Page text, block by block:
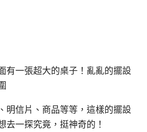
有一張超大的桌子！亂亂的擺設
明信片、商品等等，這樣的擺設
去一探究竟，挺神奇的！